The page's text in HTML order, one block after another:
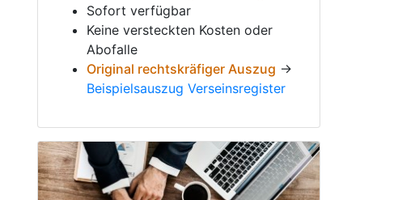
Sofort verfügbar
Keine versteckten Kosten oder
Abofalle
Original rechtskräfiger Auszug →
Beispielsauszug Verseinsregister